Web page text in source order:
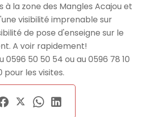
à la zone des Mangles Acajou et
visibilité imprenable sur
de pose d'enseigne sur le
A voir rapidement!
0596 50 50 54 ou au 0596 78 10
pour les visites.